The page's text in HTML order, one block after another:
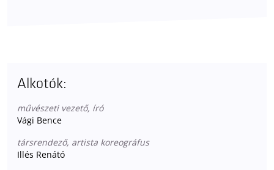
Alkotók:
művészeti vezető, író
Vági Bence
társrendező, artista koreográfus
Illés Renátó